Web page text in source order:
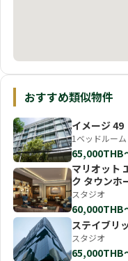
おすすめ類似物件
イメージ 49
1ベッドルーム
65,000THB
マリオット
ク タウンホ
スタジオ
60,000THB
ステイブリ
スタジオ
65,000THB